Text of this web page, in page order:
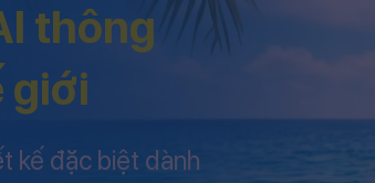
thông
giới
kế đặc biệt dành